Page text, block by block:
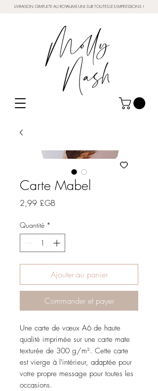
LIVRAISON GRATUITE AU ROYAUME-UNI SUR TOUTES LES IMPRESSIONS !
Carte Mabel
2,99 £GBPrix
Quantité *
Ajouter au panier
Commander et payer
Une carte de vœux A6 de haute
qualité imprimée sur une carte mate
texturée de 300 g/m². Cette carte
est vierge à l'intérieur, adaptée pour
votre propre message pour toutes les
occasions.